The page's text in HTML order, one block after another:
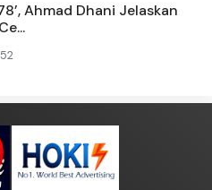
Ahmad Dhani Jelaskan